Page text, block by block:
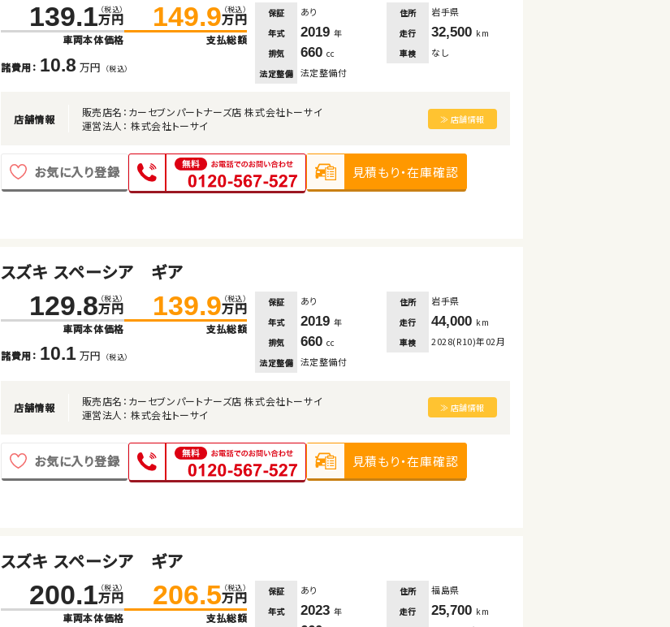
139.1 （税込）
万円
車両本体価格
149.9 （税込）
万円
支払総額
諸費用： 10.8 万円 （税込）
保証 あり 住所 岩手県
年式 2019 年 走行 32,500 km
排気
660 cc 車検 なし
法定整備 法定整備付
店舗情報
販売店名：カーセブンパートナーズ店 株式会社トーサイ
運営法人： 株式会社トーサイ
≫ 店舗情報
お気に入り登録 見積もり・在庫確認
スズキ スペーシア ギア
129.8 （税込）
万円
車両本体価格
139.9 （税込）
万円
支払総額
諸費用： 10.1 万円 （税込）
保証 あり 住所 岩手県
年式 2019 年 走行 44,000 km
排気
660 cc 車検 2028(R10)年02月
法定整備 法定整備付
店舗情報
販売店名：カーセブンパートナーズ店 株式会社トーサイ
運営法人： 株式会社トーサイ
≫ 店舗情報
お気に入り登録 見積もり・在庫確認
スズキ スペーシア ギア
200.1 （税込）
万円
車両本体価格
206.5 （税込）
万円
支払総額
保証 あり 住所 福島県
年式 2023 年 走行 25,700 km